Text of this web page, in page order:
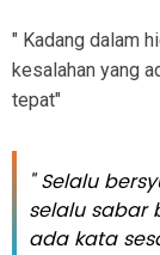
" Kadang dalam
kesalahan yang
tepat"
" Selalu
selalu sabar
ada kata